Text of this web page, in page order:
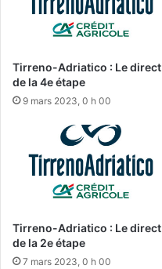
Tirreno-Adriatico : Le direct
de la 4e étape
9 mars 2023, 0 h 00
Tirreno-Adriatico : Le direct
de la 2e étape
7 mars 2023, 0 h 00